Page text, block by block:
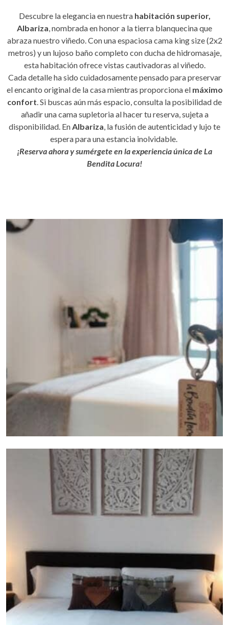
Descubre la elegancia en nuestra habitación superior,
Albariza, nombrada en honor a la tierra blanquecina que
abraza nuestro viñedo. Con una espaciosa cama king size (2x2
metros) y un lujoso baño completo con ducha de hidromasaje,
esta habitación ofrece vistas cautivadoras al viñedo.
Cada detalle ha sido cuidadosamente pensado para preservar
el encanto original de la casa mientras proporciona el máximo
confort. Si buscas aún más espacio, consulta la posibilidad de
añadir una cama supletoria al hacer tu reserva, sujeta a
disponibilidad. EnAlbariza, la fusión de autenticidad y lujo te
espera para una estancia inolvidable.
¡Reserva ahora y sumérgete en la experiencia única de La
Bendita Locura!